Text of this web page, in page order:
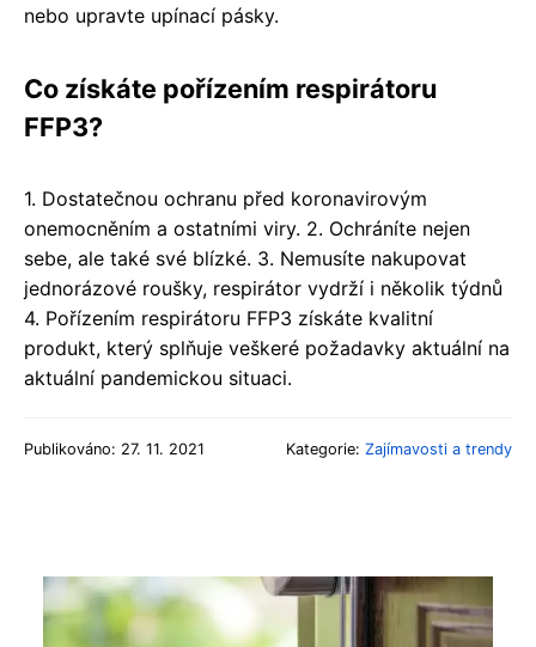
nebo upravte upínací pásky.
Co získáte pořízením respirátoru
FFP3?
1. Dostatečnou ochranu před koronavirovým
onemocněním a ostatními viry. 2. Ochráníte nejen
sebe, ale také své blízké. 3. Nemusíte nakupovat
jednorázové roušky, respirátor vydrží i několik týdnů
4. Pořízením respirátoru FFP3 získáte kvalitní
produkt, který splňuje veškeré požadavky aktuální na
aktuální pandemickou situaci.
Publikováno: 27. 11. 2021 Kategorie: Zajímavosti a trendy